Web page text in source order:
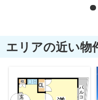
エリアの近い物